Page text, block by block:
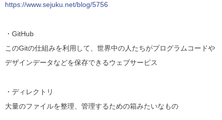
https://www.sejuku.net/blog/5756
・GitHub
このGitの仕組みを利用して、世界中の人たちがプログラムコードや
デザインデータなどを保存できるウェブサービス
・ディレクトリ
大量のファイルを整理、管理するための箱みたいなもの